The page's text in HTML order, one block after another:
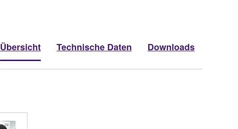
Übersicht Technische Daten Downloads